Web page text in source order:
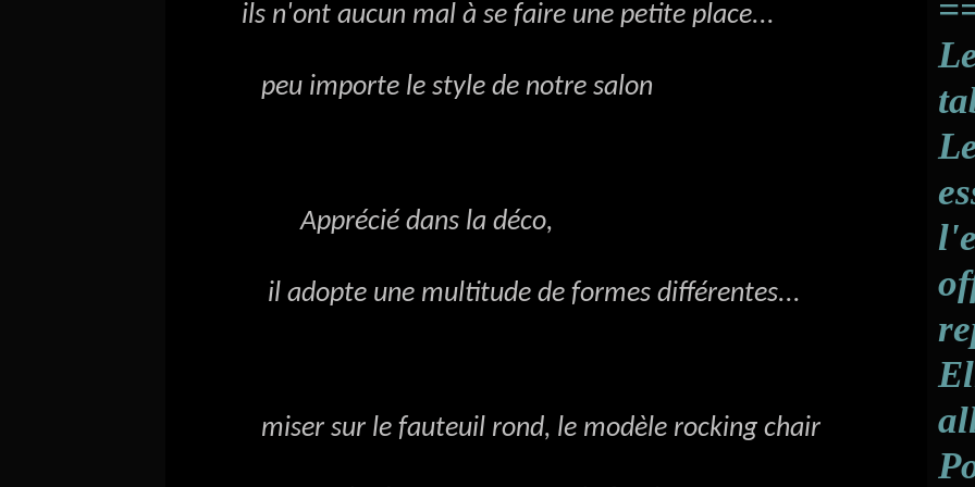
ils n'ont aucun mal à se faire une petite place...
peu importe le style de notre salon
Apprécié dans la déco,
il adopte une multitude de formes différentes...
miser sur le fauteuil rond, le modèle rocking chair